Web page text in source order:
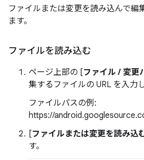
ファイルまたは変更を読み込んで編
ます。
ファイルを読み込む
ページ上部の [ファイル / 変更
集するファイルの URL を入力し
ファイルパスの例:
https://
[ファイルまたは変更を読み込
す。